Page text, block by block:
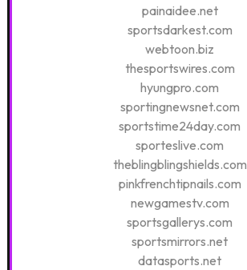
painaidee.net
sportsdarkest.com
webtoon.biz
thesportswires.com
hyungpro.com
sportingnewsnet.com
sportstime24day.com
sporteslive.com
theblingblingshields.com
pinkfrenchtipnails.com
newgamestv.com
sportsgallerys.com
sportsmirrors.net
datasports.net